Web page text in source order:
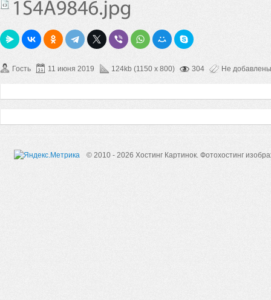
Гость 11 июня 2019 124kb (1150 x 800) 304 Не добавлены
© 2010 - 2026 Хостинг Картинок. Фотохостинг